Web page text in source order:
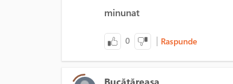
minunat
0 | Raspunde